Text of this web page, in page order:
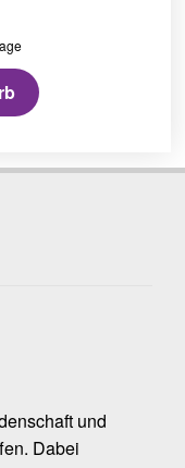
und
Dabei